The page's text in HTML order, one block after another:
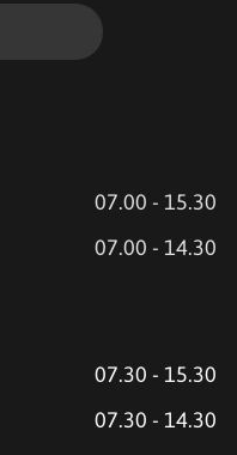
07.00 - 15.30
07.00 - 14.30
07.30 - 15.30
07.30 - 14.30